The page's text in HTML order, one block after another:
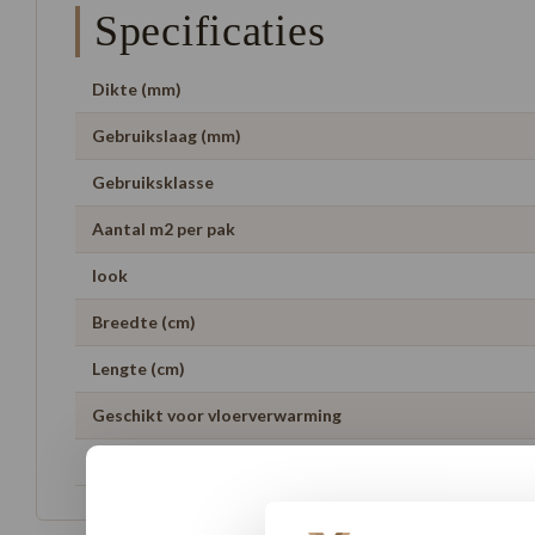
Specificaties
Dikte (mm)
Gebruikslaag (mm)
Gebruiksklasse
Aantal m2 per pak
look
Breedte (cm)
Lengte (cm)
Geschikt voor vloerverwarming